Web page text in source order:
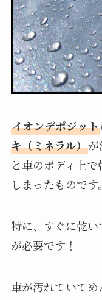
イオンデポジット
キ（ミネラル）が
と車のボディ上
しまったものです。
特に、すぐに乾
が必要です！
車が汚れていて